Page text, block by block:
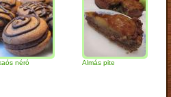
Almás pite